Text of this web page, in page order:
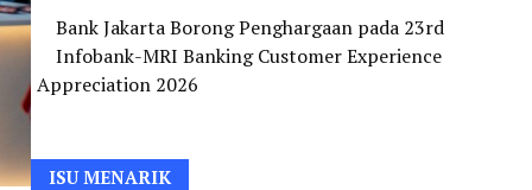
Bank Jakarta Borong Penghargaan pada 23rd
Infobank-MRI Banking Customer Experience
Appreciation 2026
ISU MENARIK